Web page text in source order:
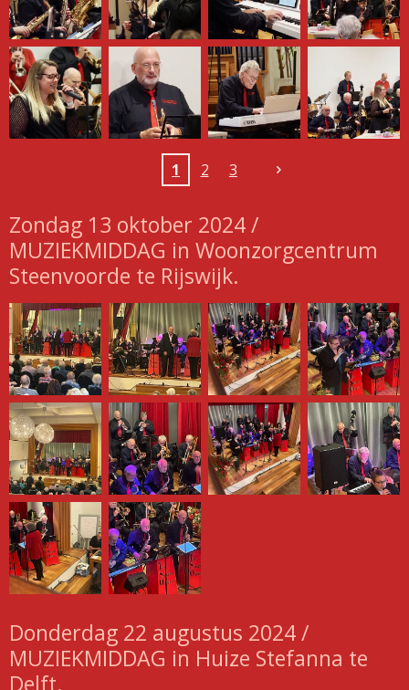
1 2 3
Zondag 13 oktober 2024 /
MUZIEKMIDDAG in Woonzorgcentrum
Steenvoorde te Rijswijk.
Donderdag 22 augustus 2024 /
MUZIEKMIDDAG in Huize Stefanna te
Delft.